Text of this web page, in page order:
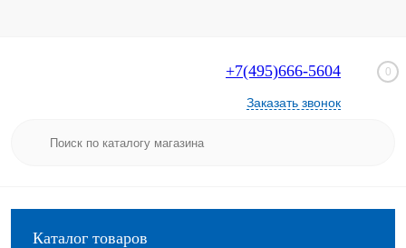
+7(495)666-5604
Заказать звонок
0
Каталог товаров